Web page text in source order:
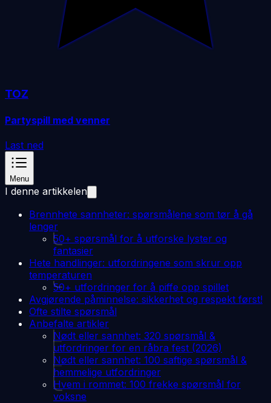
TOZ
Partyspill med venner
Last ned
Menu
I denne artikkelen
Brennhete sannheter: spørsmålene som tør å gå
lenger
50+ spørsmål for å utforske lyster og
fantasier
Hete handlinger: utfordringene som skrur opp
temperaturen
50+ utfordringer for å piffe opp spillet
Avgjørende påminnelse: sikkerhet og respekt først!
Ofte stilte spørsmål
Anbefalte artikler
Nødt eller sannhet: 320 spørsmål &
utfordringer for en råbra fest (2026)
Nødt eller sannhet: 100 saftige spørsmål &
hemmelige utfordringer
Hvem i rommet: 100 frekke spørsmål for
voksne